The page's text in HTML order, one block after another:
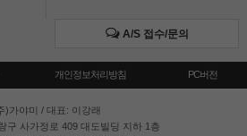
A/S 접수/문의
개인정보처리방침 PC버전
)가야미 / 대표: 이강래
구 사가정로 409 대도빌딩 지하 1층